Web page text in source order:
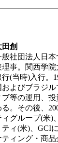
田創
般社団法人日
理事。関西学院
行(当時)入行。
およびブラジ
ブ等の運用、
る。その後、
ィグループ(米)
ティ(米)、GCI
ティング・商品